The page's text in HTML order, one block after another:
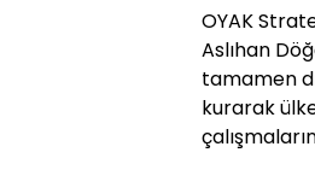
OYAK
Aslıhan
tamamen
kurarak